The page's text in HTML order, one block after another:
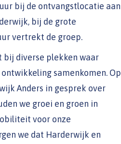
bij de ontvangstlocatie aan
bij de grote
vertrekt de groep.
bij diverse plekken waar
samenkomen. Op
Anders in gesprek over
we groei en groen in
voor onze
we dat Harderwijk en